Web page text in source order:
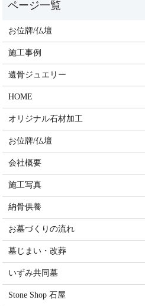
お位牌/仏壇
施工事例
遺骨ジュエリー
HOME
オリジナル石材加工
お位牌/仏壇
会社概要
施工写真
納骨供養
お墓づくりの流れ
墓じまい・改葬
いずみ共同墓
Stone Shop 石屋